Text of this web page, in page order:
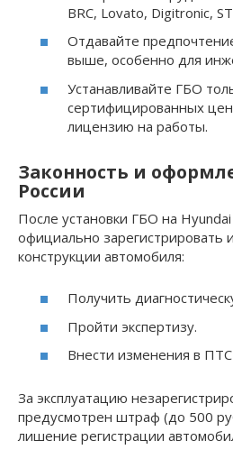
BRC, Lovato, Digitronic,
Отдавайте
выше, особенно для
Устанавливайте ГБО
сертифицированных
лицензию на работы.
Законность и
России
После установки ГБО на
официально зарегистрировать
конструкции автомобиля:
Получить
Пройти экспертизу.
Внести изменения в
За эксплуатацию
предусмотрен штраф (до 500
лишение регистрации